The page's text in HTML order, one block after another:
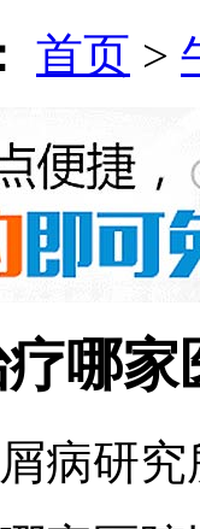
首页 >
哪
病研